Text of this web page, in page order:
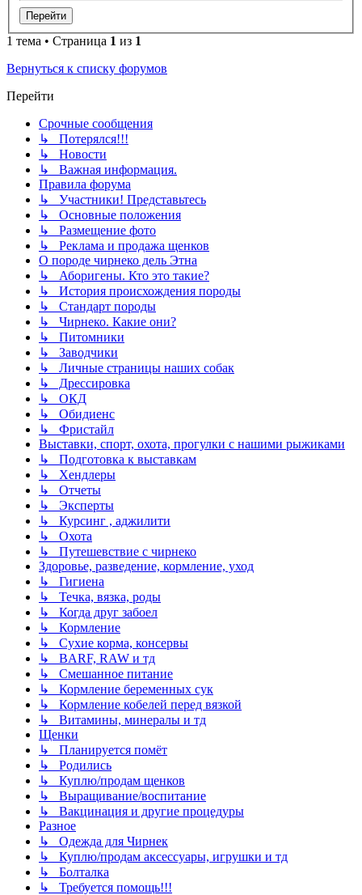
1 тема • Страница 1 из 1
Вернуться к списку форумов
Перейти
Срочные сообщения
↳ Потерялся!!!
↳ Новости
↳ Важная информация.
Правила форума
↳ Участники! Представьтесь
↳ Основные положения
↳ Размещение фото
↳ Реклама и продажа щенков
О породе чирнеко дель Этна
↳ Аборигены. Кто это такие?
↳ История происхождения породы
↳ Стандарт породы
↳ Чирнеко. Какие они?
↳ Питомники
↳ Заводчики
↳ Личные страницы наших собак
↳ Дрессировка
↳ ОКД
↳ Обидиенс
↳ Фристайл
Выставки, спорт, охота, прогулки с нашими рыжиками
↳ Подготовка к выставкам
↳ Хендлеры
↳ Отчеты
↳ Эксперты
↳ Курсинг , аджилити
↳ Охота
↳ Путешевствие с чирнеко
Здоровье, разведение, кормление, уход
↳ Гигиена
↳ Течка, вязка, роды
↳ Когда друг забоел
↳ Кормление
↳ Сухие корма, консервы
↳ BARF, RAW и тд
↳ Смешанное питание
↳ Кормление беременных сук
↳ Кормление кобелей перед вязкой
↳ Витамины, минералы и тд
Щенки
↳ Планируется помёт
↳ Родились
↳ Куплю/продам щенков
↳ Выращивание/воспитание
↳ Вакцинация и другие процедуры
Разное
↳ Одежда для Чирнек
↳ Куплю/продам аксессуары, игрушки и тд
↳ Болталка
↳ Требуется помощь!!!